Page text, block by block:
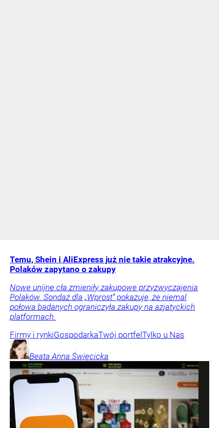
Temu, Shein i AliExpress już nie takie atrakcyjne.
Polaków zapytano o zakupy
Nowe unijne cła zmieniły zakupowe przyzwyczajenia
Polaków. Sondaż dla „Wprost” pokazuje, że niemal
połowa badanych ograniczyła zakupy na azjatyckich
platformach.
Firmy i rynkiGospodarkaTwój portfel Tylko u Nas
Beata Anna Święcicka